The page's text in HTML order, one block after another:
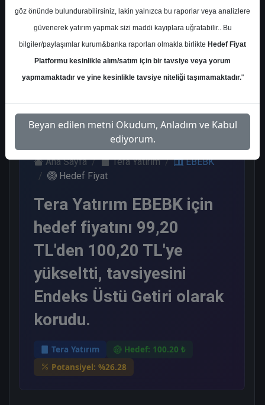
Kurum Sayısı
2
Al
2
Pazartesi, 13 Nisan 2026
Ana Sayfa Tera Yatırım
EBEBK
Hedef Fiyat
Tera Yatırım EBEBK için
hedef fiyatını 99,20
TL'den 100,20 TL'ye
yükseltti, tavsiyesini
Endeks Üstü Getiri olarak
korudu.
Tera Yatırım
Hedef: 100.20 ₺
Potansiyel: %26.28
göz önünde bulundurabilirsiniz, lakin yalnızca bu raporlar veya analizlere
güvenerek yatırım yapmak sizi maddi kayıplara uğratabilir.. Bu
bilgiler/paylaşımlar kurum&banka raporları olmakla birlikte Hedef Fiyat
Platformu kesinlikle alım/satım için bir tavsiye veya yorum
yapmamaktadır ve yine kesinlikle tavsiye niteliği taşımamaktadır."
Beyan edilen metni Okudum, Anladım ve Kabul
ediyorum.